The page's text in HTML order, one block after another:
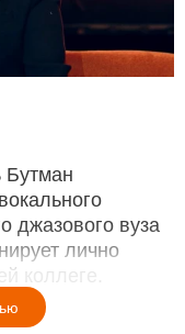
Бутман
джазового вуза
лично
коллеге.